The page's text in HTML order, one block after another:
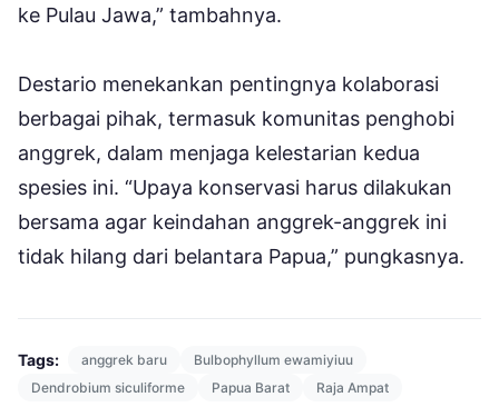
ke Pulau Jawa,” tambahnya.
Destario menekankan pentingnya kolaborasi
berbagai pihak, termasuk komunitas penghobi
anggrek, dalam menjaga kelestarian kedua
spesies ini. “Upaya konservasi harus dilakukan
bersama agar keindahan anggrek-anggrek ini
tidak hilang dari belantara Papua,” pungkasnya.
Tags: anggrek baru
Bulbophyllum ewamiyiuu
Dendrobium siculiforme
Papua Barat Raja Ampat